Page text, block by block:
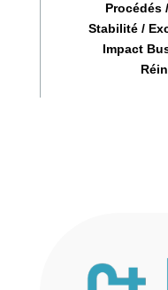
Procédés
Stabilité /
Impact